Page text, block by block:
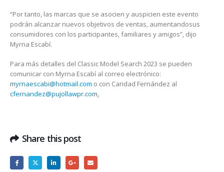
“Por tanto, las marcas que se asocien y auspicien este evento
podrán alcanzar nuevos objetivos de ventas, aumentandosus
consumidores con los participantes, familiares y amigos”, dijo
Myrna Escabí.
Para más detalles del Classic Model Search 2023 se pueden
comunicar con Myrna Escabí al correo electrónico:
myrnaescabi@hotmail.com o con Caridad Fernández al
cfernandez@pujollawpr.com.
Share this post